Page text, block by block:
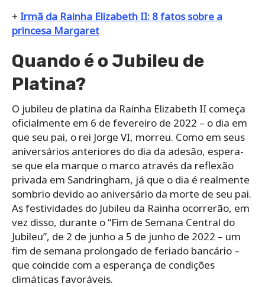
+ Irmã da Rainha Elizabeth II: 8 fatos sobre a
princesa Margaret
Quando é o Jubileu de
Platina?
O jubileu de platina da Rainha Elizabeth II começa
oficialmente em 6 de fevereiro de 2022 – o dia em
que seu pai, o rei Jorge VI, morreu. Como em seus
aniversários anteriores do dia da adesão, espera-
se que ela marque o marco através da reflexão
privada em Sandringham, já que o dia é realmente
sombrio devido ao aniversário da morte de seu pai.
As festividades do Jubileu da Rainha ocorrerão, em
vez disso, durante o “Fim de Semana Central do
Jubileu”, de 2 de junho a 5 de junho de 2022 – um
fim de semana prolongado de feriado bancário –
que coincide com a esperança de condições
climáticas favoráveis.